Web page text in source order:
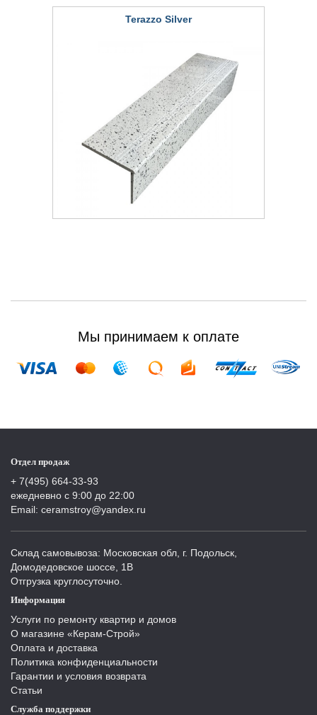
Terazzo Silver
Мы принимаем к оплате
Отдел продаж
+ 7(495) 664-33-93
ежедневно с 9:00 до 22:00
Email: ceramstroy@yandex.ru
Склад самовывоза: Московская обл, г. Подольск,
Домодедовское шоссе, 1В
Отгрузка круглосуточно.
Информация
Услуги по ремонту квартир и домов
О магазине «Керам-Строй»
Оплата и доставка
Политика конфиденциальности
Гарантии и условия возврата
Статьи
Служба поддержки